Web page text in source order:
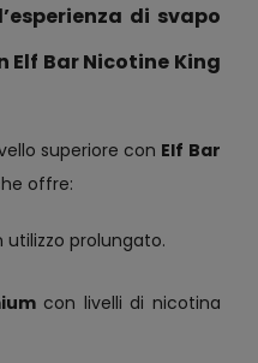
di svapo
Elf Bar Nicotine King
superiore con Elf Bar
offre:
utilizzo prolungato.
con livelli di nicotina